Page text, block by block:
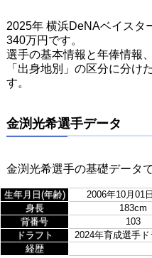
2025年 横浜DeNAベイスタ
340万円です。
選手の基本情報と年俸情報
「出身地別」の区分に分け
す。
金渕光希選手データ
金渕光希選手の基礎データで
生年月日(年齢) 2006年10月01
身長
183cm
背番号
103
ドラフト
2024年育成選手ド
経歴